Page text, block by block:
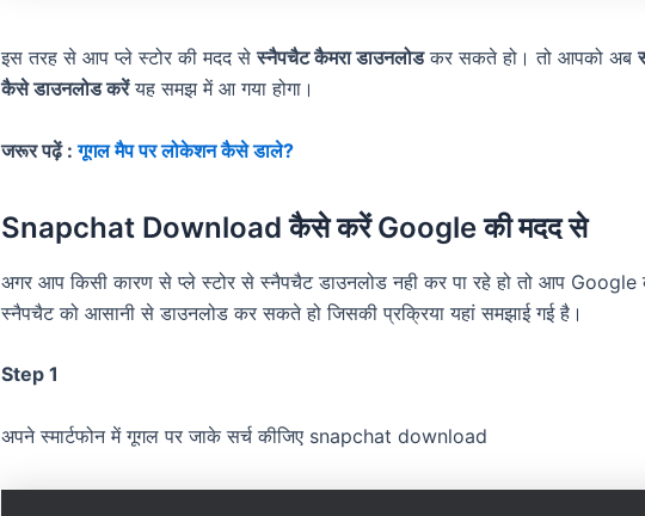
इस तरह से आप प्ले स्टोर की मदद सेस्नैपचैट कैमरा डाउनलोडकर सकते हो। तो आपको अब
कैसे डाउनलोड करेंयह समझ में आ गया होगा।
जरूर पढ़ें :गूगल मैप पर लोकेशन कैसे डाले?
Snapchat Download कैसे करें Google की मदद से
अगर आप किसी कारण से प्ले स्टोर से स्नैपचैट डाउनलोड नही कर पा रहे हो तो आप Google
स्नैपचैट को आसानी से डाउनलोड कर सकते हो जिसकी प्रक्रिया यहां समझाई गई है।
Step 1
अपने स्मार्टफोन में गूगल पर जाके सर्च कीजिए snapchat download